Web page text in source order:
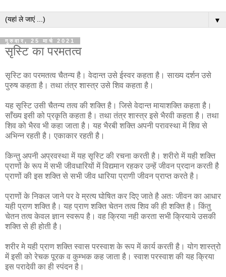
▼
गुरुवार, 25 मार्च 2021
सृस्टि का परमतत्व
सृस्टि का परमतत्व चैतन्य है। वेदान्त उसे ईस्वर कहता है। साख्य दर्शन उसे
पुरुष कहता है। तथा तंत्र शास्त्र उसे शिव कहता है।
यह सृस्टि उसी चैतन्य तत्व की शक्ति है। जिसे वेदान्त मायाशक्ति कहता है।
साँख्य इसी को प्रकृति कहता है। तथा तंत्र शास्त्र इसे भैरवी कहता है। तथा
शिव को भैरव भी कहा जाता है। यह भैरबी शक्ति अपनी परावस्था में शिव से
अभिन्न रहती है। एकाकार रहती है।
किन्तु अपनी अप्रवस्था में यह सृस्टि की रचना करती है। शरीरो में यही शक्ति
प्राणों के रूप में सभी जीवधारियों में विद्यमान रहकर उन्हें जीवन प्रदान करती है
प्राणों की इस शक्ति से सभी जीव धारिया प्राणी जीवन प्राप्त करते है।
प्राणों के निकल जाने पर वे म्रत्य घोषित कर दिए जाते है अतः जीवन का आधार
यही प्राण शक्ति है। यह प्राण शक्ति चेतन तत्व शिव की ही शक्ति है। किंतु
चेतन तत्व केवल ज्ञान स्वरूप है। वह क्रिया नही करता सभी क्रियाये उसकी
शक्ति से ही होती है।
शरीर मे यही प्राण शक्ति स्वास परस्वाश के रूप में कार्य करती है। योग शास्त्रो
में इसी को रेचक पूरक व कुम्भक कह जाता है। स्वाश परस्वाश की यह क्रिया
इस परादेवी का ही स्पंदन है।